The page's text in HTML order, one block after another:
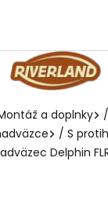
a doplnky /
/ S
Delphin